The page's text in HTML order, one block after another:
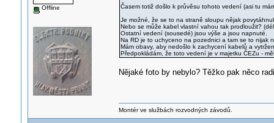
Offline
Časem totiž došlo k průvěsu tohoto vedení (asi tu
Je možné, že se to na straně sloupu nějak
Nebo se může kabel vlastní vahou tak prodloužit?
Ostatní vedení (sousedé) jsou výše a jsou napnuté.
Na RD je to uchyceno na pozednici a tam se to nijak
Mám obavy, aby nedošlo k zachycení kabelů a
Předpokládám, že toto vedení je v majetku ČEZu -
Nějaké foto by nebylo? Těžko pak něco
Montér ve službách rozvodných závodů.